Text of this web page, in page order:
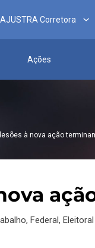
Corretora
Ações
à nova ação
Federal,